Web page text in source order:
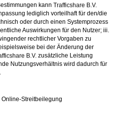
kann
lediglich vorteilhaft für den/die
oder durch einen Systemprozess
Auswirkungen für den Nutzer; iii.
rechtlicher Vorgaben zu
bei der Änderung der
zusätzliche Leistung
Nutzungsverhältnis wird dadurch für
Streitbeilegung